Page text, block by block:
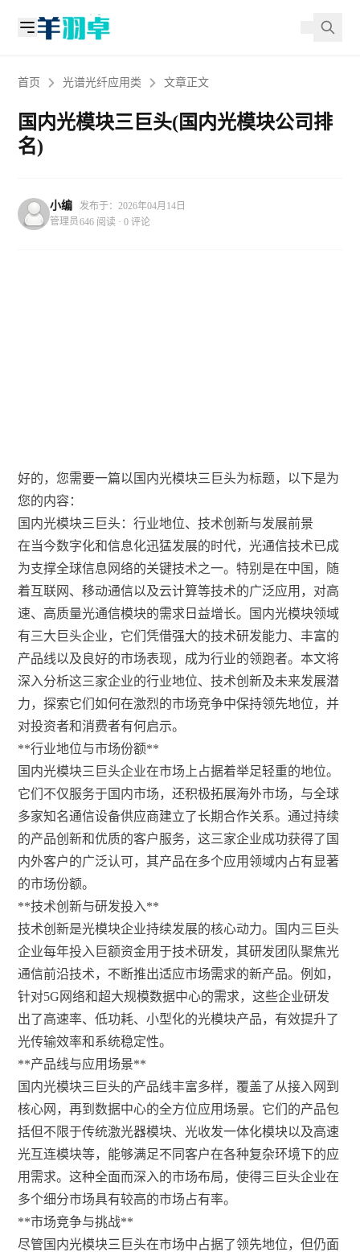
首页 光谱光纤应用类 文章正文
国内光模块三巨头(国内光模块公司排
名)
小编
管理员
发布于：2026年04月14日
646 阅读 · 0 评论
好的，您需要一篇以国内光模块三巨头为标题，以下是为
您的内容：
国内光模块三巨头：行业地位、技术创新与发展前景
在当今数字化和信息化迅猛发展的时代，光通信技术已成
为支撑全球信息网络的关键技术之一。特别是在中国，随
着互联网、移动通信以及云计算等技术的广泛应用，对高
速、高质量光通信模块的需求日益增长。国内光模块领域
有三大巨头企业，它们凭借强大的技术研发能力、丰富的
产品线以及良好的市场表现，成为行业的领跑者。本文将
深入分析这三家企业的行业地位、技术创新及未来发展潜
力，探索它们如何在激烈的市场竞争中保持领先地位，并
对投资者和消费者有何启示。
**行业地位与市场份额**
国内光模块三巨头企业在市场上占据着举足轻重的地位。
它们不仅服务于国内市场，还积极拓展海外市场，与全球
多家知名通信设备供应商建立了长期合作关系。通过持续
的产品创新和优质的客户服务，这三家企业成功获得了国
内外客户的广泛认可，其产品在多个应用领域内占有显著
的市场份额。
**技术创新与研发投入**
技术创新是光模块企业持续发展的核心动力。国内三巨头
企业每年投入巨额资金用于技术研发，其研发团队聚焦光
通信前沿技术，不断推出适应市场需求的新产品。例如，
针对5G网络和超大规模数据中心的需求，这些企业研发
出了高速率、低功耗、小型化的光模块产品，有效提升了
光传输效率和系统稳定性。
**产品线与应用场景**
国内光模块三巨头的产品线丰富多样，覆盖了从接入网到
核心网，再到数据中心的全方位应用场景。它们的产品包
括但不限于传统激光器模块、光收发一体化模块以及高速
光互连模块等，能够满足不同客户在各种复杂环境下的应
用需求。这种全面而深入的市场布局，使得三巨头企业在
多个细分市场具有较高的市场占有率。
**市场竞争与挑战**
尽管国内光模块三巨头在市场中占据了领先地位，但仍面